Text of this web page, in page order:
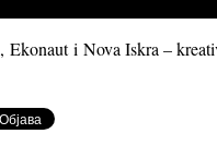
, Ekonauti Nova Iskra –